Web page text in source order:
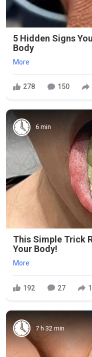
5 Hidden Signs
Body
More
278 150
6 min
This Simple Trick
Your Body!
More
192 27
7 h 32 min